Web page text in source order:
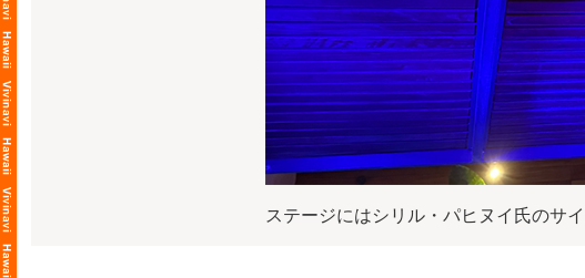
ステージにはシリル・パヒヌイ氏のサ